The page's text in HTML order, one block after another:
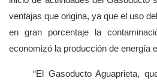
ventajas que origina, ya que el uso
en gran porcentaje la
economizó la producción de energía
“El Gasoducto Aguaprieta,